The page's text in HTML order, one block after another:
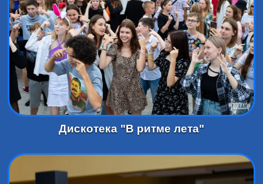
Дискотека "В ритме лета"